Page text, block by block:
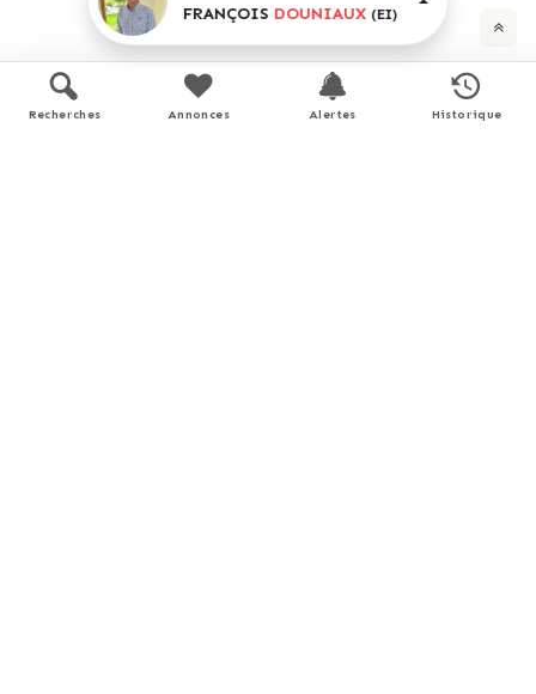
1 200 € 1 660 €
FRANÇOIS DOUNIAUX (EI)
Recherches Annonces Alertes Historique